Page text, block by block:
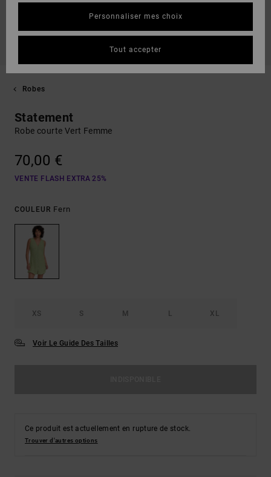
Robes
Statement
Robe courte Vert Femme
70,00 €
VENTE FLASH EXTRA 25%
COULEUR Fern
XS S M L XL
Voir Le Guide Des Tailles
Ce produit est actuellement en rupture de stock.
Trouver d'autres options
Personnaliser mes choix
Tout accepter